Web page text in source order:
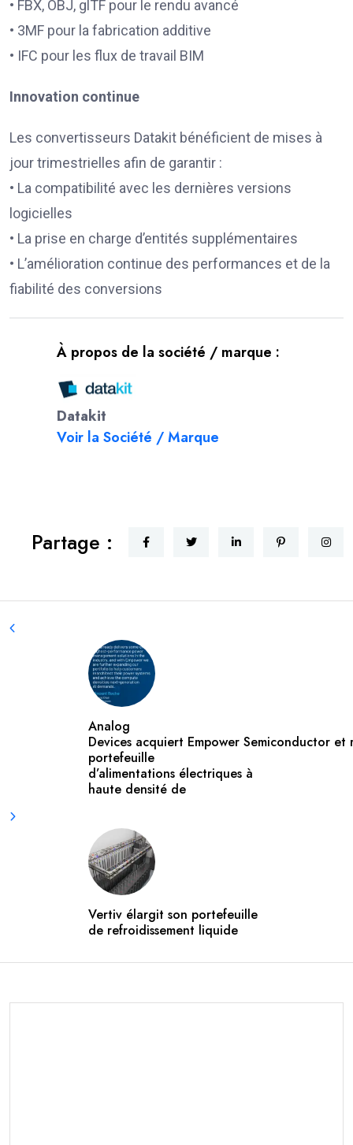
• FBX, OBJ, glTF pour le rendu avancé
• 3MF pour la fabrication additive
• IFC pour les flux de travail BIM
Innovation continue
Les convertisseurs Datakit bénéficient de mises à
jour trimestrielles afin de garantir :
• La compatibilité avec les dernières versions
logicielles
• La prise en charge d’entités supplémentaires
• L’amélioration continue des performances et de la
fiabilité des conversions
À propos de la société / marque :
Datakit
Voir la Société / Marque
Partage :
Analog
Devices acquiert Empower Semiconductor et
portefeuille
d’alimentations électriques à
haute densité de
Vertiv élargit son portefeuille
de refroidissement liquide